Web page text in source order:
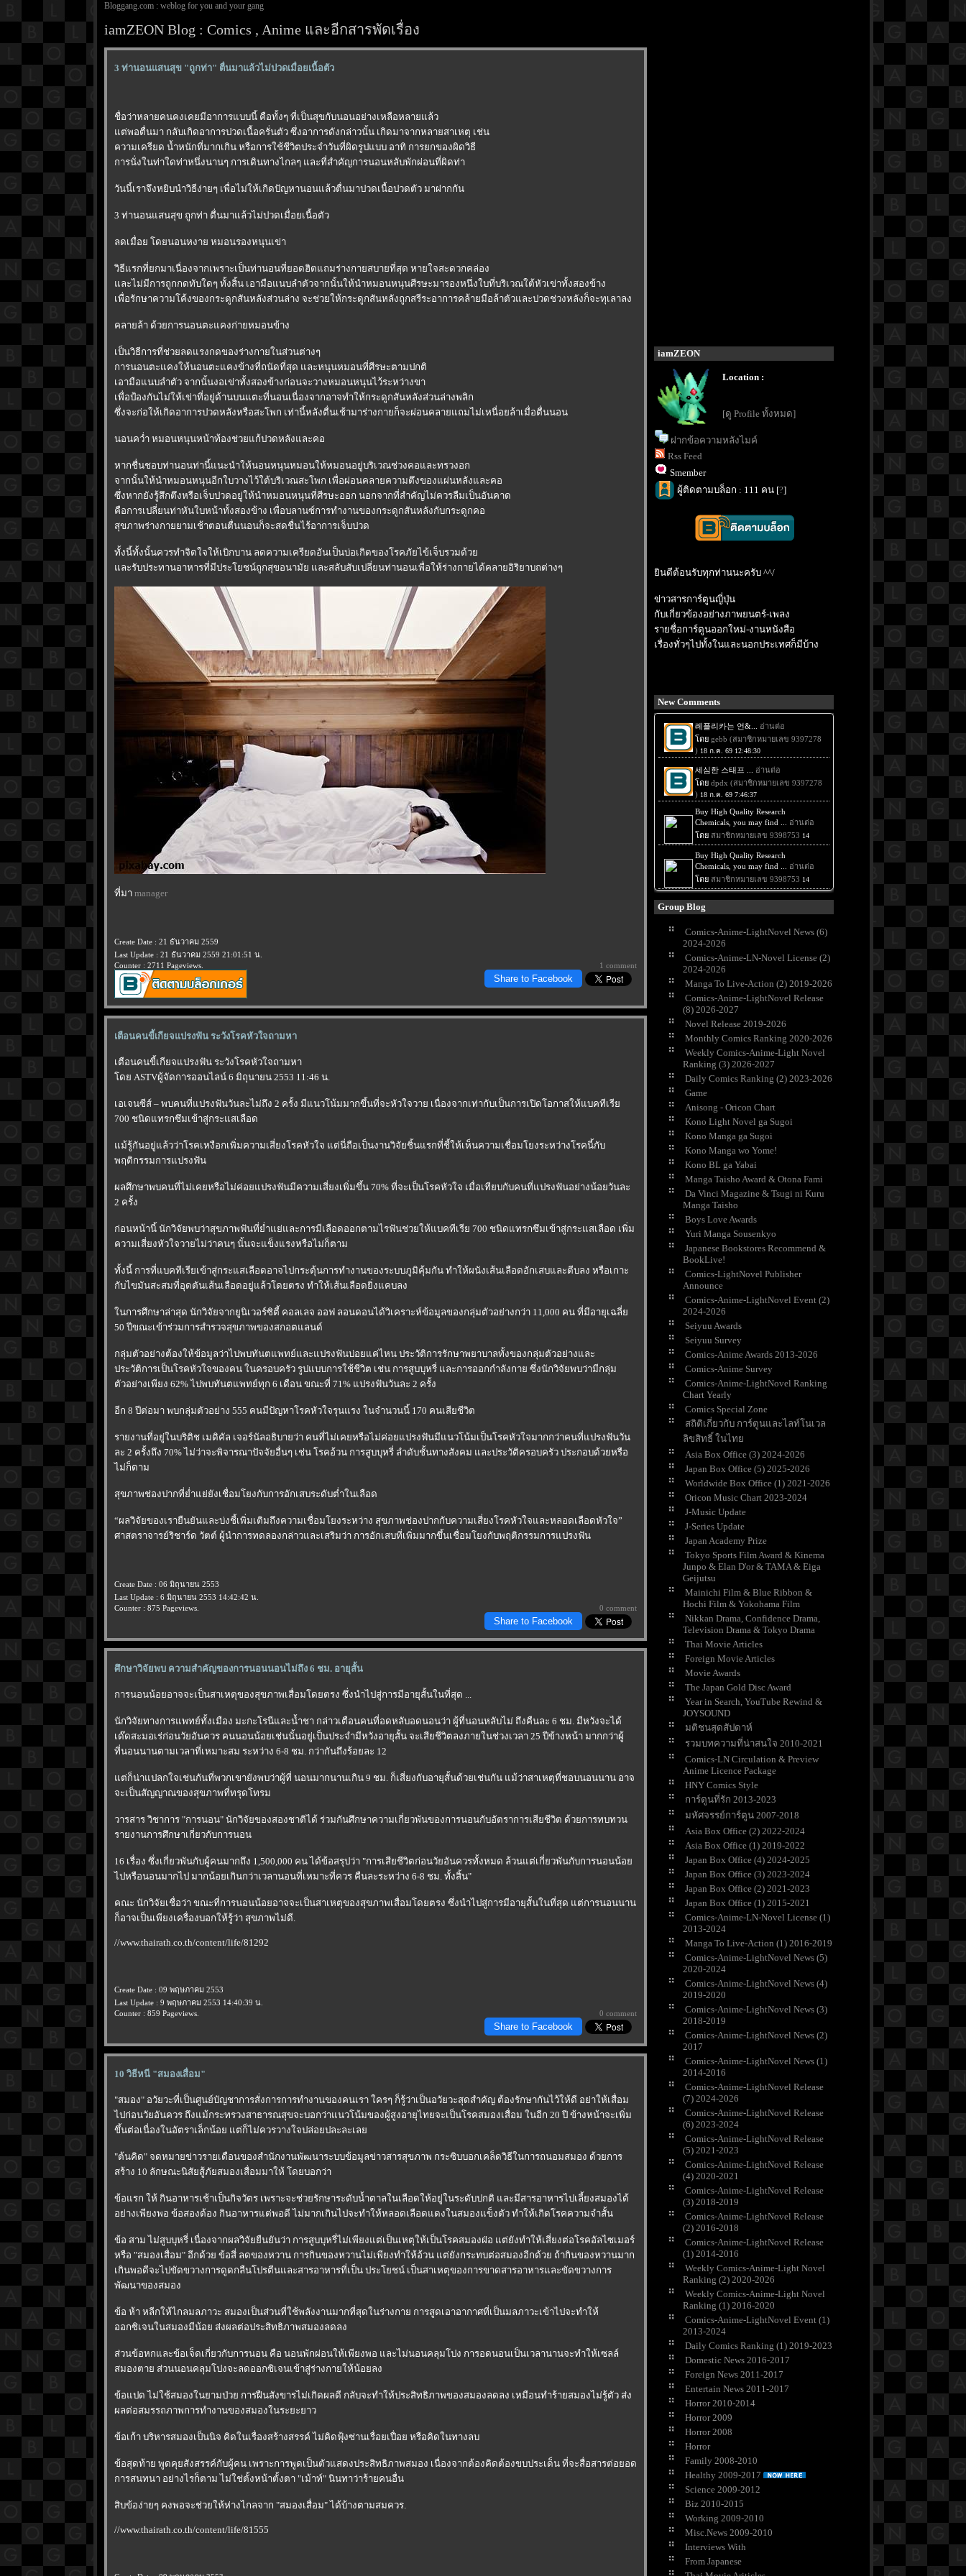
Bloggang.com : weblog for you and your gang
iamZEON Blog : Comics , Anime และอีกสารพัดเรื่อง
3 ท่านอนแสนสุข "ถูกท่า" ตื่นมาแล้วไม่ปวดเมื่อยเนื้อตัว
ชื่อว่าหลายคนคงเคยมีอาการแบบนี้ คือทั้งๆ ที่เป็นสุขกับนอนอย่างเหลือหลายแล้ว
ต่พอตื่นมา กลับเกิดอาการปวดเนื้อครั่นตัว ซึ่งอาการดังกล่าวนั้น เกิดมาจากหลายสาเหตุ เช่น
ความเครียด น้ำหนักที่มากเกิน หรือการใช้ชีวิตประจำวันที่ผิดรูปแบบ อาทิ การยกของผิดวิธี
การนั่งในท่าใดท่าหนึ่งนานๆ การเดินทางไกลๆ และที่สำคัญการนอนหลับพักผ่อนที่ผิดท่า
วันนี้เราจึงหยิบนำวิธีง่ายๆ เพื่อไม่ให้เกิดปัญหานอนแล้วตื่นมาปวดเนื้อปวดตัว มาฝากกัน
3 ท่านอนแสนสุข ถูกท่า ตื่นมาแล้วไม่ปวดเมื่อยเนื้อตัว
ลดเมื่อย โดยนอนหงาย หมอนรองหนุนเข่า
วิธีแรกที่ยกมาเนื่องจากเพราะเป็นท่านอนที่ยอดฮิตแถมร่างกายสบายที่สุด หายใจสะดวกคล่อง
ละไม่มีการถูกกดทับใดๆ ทั้งสิ้น เอามือแนบลำตัวจากนั้นให้นำหมอนหนุนศีรษะมารองหนึ่งใบที่บริเวณใต้หัวเข่าทั้งสองข้าง
เพื่อรักษาความโค้งของกระดูกสันหลังส่วนล่าง จะช่วยให้กระดูกสันหลังถูกสรีระอาการคล้ายมือล้าตัวและปวดช่วงหลังก็จะทุเลาลง
คลายล้า ด้วยการนอนตะแคงก่ายหมอนข้าง
เป็นวิธีการที่ช่วยลดแรงกดของร่างกายในส่วนต่างๆ
การนอนตะแคงให้นอนตะแคงข้างที่ถนัดที่สุด และหนุนหมอนที่ศีรษะตามปกติ
เอามือแนบลำตัว จากนั้นงอเข่าทั้งสองข้างก่อนจะวางหมอนหนุนไว้ระหว่างขา
เพื่อป้องกันไม่ให้เข่าที่อยู่ด้านบนแตะที่นอนเนื่องจากอาจทำให้กระดูกสันหลังส่วนล่างพลิก
ซึ่งจะก่อให้เกิดอาการปวดหลังหรือสะโพก เท่านี้หลังตื่นเช้ามาร่างกายก็จะผ่อนคลายแถมไม่เหนื่อยล้าเมื่อตื่นนอน
นอนคว่ำ หมอนหนุนหน้าท้องช่วยแก้ปวดหลังและคอ
หากชื่นชอบท่านอนท่านี้แนะนำให้นอนหนุนหมอนให้หมอนอยู่บริเวณช่วงคอและทรวงอก
จากนั้นให้นำหมอนหนุนอีกใบวางไว้ใต้บริเวณสะโพก เพื่อผ่อนคลายความตึงของแผ่นหลังและคอ
ซึ่งหากยังรู้สึกตึงหรือเจ็บปวดอยู่ให้นำหมอนหนุนที่ศีรษะออก นอกจากที่สำคัญไม่ควรลืมเป็นอันคาด
คือการเปลี่ยนท่าหันใบหน้าทั้งสองข้าง เพื่อบลานซ์การทำงานของกระดูกสันหลังกับกระดูกคอ
สุขภาพร่างกายยามเช้าตอนตื่นนอนก็จะสดชื่นไร้อาการเจ็บปวด
ทั้งนี้ทั้งนั้นควรทำจิตใจให้เบิกบาน ลดความเครียดอันเป็นบ่อเกิดของโรคภัยไข้เจ็บรวมด้ว
ละรับประทานอาหารที่มีประโยชน์ถูกสุขอนามัย และสลับสับเปลี่ยนท่านอนเพื่อให้ร่างกายได้คลายอิริยาบถต่างๆ
ที่มา manager
Create Date : 21 ธันวาคม 2559
Last Update : 21 ธันวาคม 2559 21:01:51 น.
Counter : 2711 Pageviews.
1 comment
Share to Facebook
เตือนคนขี้เกียจแปรงฟัน ระวังโรคหัวใจถามหา
เตือนคนขี้เกียจแปรงฟัน ระวังโรคหัวใจถามหา
ดย ASTVผู้จัดการออนไลน์ 6 มิถุนายน 2553 11:46 น.
เอเจนซีส์ – พบคนที่แปรงฟันวันละไม่ถึง 2 ครั้ง มีแนวโน้มมากขึ้นที่จะหัวใจวาย เนื่องจากเท่ากับเป็นการเปิดโอกาสให้แบคทีเรี
700 ชนิดแทรกซึมเข้าสู่กระแสเลือด
ม้รู้กันอยู่แล้วว่าโรคเหงือกเพิ่มความเสี่ยงโรคหัวใจ แต่นี่ถือเป็นงานวิจัยชิ้นแรกที่ชี้ให้เห็นความเชื่อมโยงระหว่างโรคนี้กับ
พฤติกรรมการแปรงฟัน
ผลศึกษาพบคนที่ไม่เคยหรือไม่ค่อยแปรงฟันมีความเสี่ยงเพิ่มขึ้น 70% ที่จะเป็นโรคหัวใจ เมื่อเทียบกับคนที่แปรงฟันอย่างน้อยวันละ
2 ครั้ง
ก่อนหน้านี้ นักวิจัยพบว่าสุขภาพฟันที่ย่ำแย่และการมีเลือดออกตามไรฟันช่วยให้แบคทีเรีย 700 ชนิดแทรกซึมเข้าสู่กระแสเลือด เพิ่ม
ความเสี่ยงหัวใจวายไม่ว่าคนๆ นั้นจะแข็งแรงหรือไม่ก็ตาม
ทั้งนี้ การที่แบคทีเรียเข้าสู่กระแสเลือดอาจไปกระตุ้นการทำงานของระบบภูมิคุ้มกัน ทำให้ผนังเส้นเลือดอักเสบและตีบลง หรือเกาะ
กับไขมันสะสมที่อุดตันเส้นเลือดอยู่แล้วโดยตรง ทำให้เส้นเลือดยิ่งแคบลง
นการศึกษาล่าสุด นักวิจัยจากยูนิเวอร์ซิตี้ คอลเลจ ออฟ ลอนดอนได้วิเคราะห์ข้อมูลของกลุ่มตัวอย่างกว่า 11,000 คน ที่มีอายุเฉลี่
50 ปีขณะเข้าร่วมการสำรวจสุขภาพของสกอตแลนด์
กลุ่มตัวอย่างต้องให้ข้อมูลว่าไปพบทันตแพทย์และแปรงฟันบ่อยแค่ไหน ประวัติการรักษาพยาบาลทั้งของกลุ่มตัวอย่างและ
ประวัติการเป็นโรคหัวใจของคน ในครอบครัว รูปแบบการใช้ชีวิต เช่น การสูบบุหรี่ และการออกกำลังกาย ซึ่งนักวิจัยพบว่ามีกลุ่ม
ตัวอย่างเพียง 62% ไปพบทันตแพทย์ทุก 6 เดือน ขณะที่ 71% แปรงฟันวันละ 2 ครั้ง
อีก 8 ปีต่อมา พบกลุ่มตัวอย่าง 555 คนมีปัญหาโรคหัวใจรุนแรง ในจำนวนนี้ 170 คนเสียชีวิต
รายงานที่อยู่ในบริติช เมดิคัล เจอร์นัลอธิบายว่า คนที่ไม่เคยหรือไม่ค่อยแปรงฟันมีแนวโน้มเป็นโรคหัวใจมากกว่าคนที่แปรงฟันวัน
ละ 2 ครั้งถึง 70% ไม่ว่าจะพิจารณาปัจจัยอื่นๆ เช่น โรคอ้วน การสูบบุหรี่ ลำดับชั้นทางสังคม และประวัติครอบครัว ประกอบด้วยหรือ
ไม่ก็ตาม
สุขภาพช่องปากที่ย่ำแย่ยังเชื่อมโยงกับการอักเสบระดับต่ำในเลือด
“ผลวิจัยของเรายืนยันและบ่งชี้เพิ่มเติมถึงความเชื่อมโยงระหว่าง สุขภาพช่องปากกับความเสี่ยงโรคหัวใจและหลอดเลือดหัวใจ”
ศาสตราจารย์ริชาร์ด วัตต์ ผู้นำการทดลองกล่าวและเสริมว่า การอักเสบที่เพิ่มมากขึ้นเชื่อมโยงกับพฤติกรรมการแปรงฟัน
Create Date : 06 มิถุนายน 2553
Last Update : 6 มิถุนายน 2553 14:42:42 น.
Counter : 875 Pageviews.
0 comment
Share to Facebook
ศึกษาวิจัยพบ ความสำคัญของการนอนนอนไม่ถึง 6 ชม. อายุสั้น
การนอนน้อยอาจจะเป็นสาเหตุของสุขภาพเสื่อมโดยตรง ซึ่งนำไปสู่การมีอายุสั้นในที่สุด ...
นักวิจัยทางการแพทย์ทั้งเมือง มะกะโรนีและน้ำชา กล่าวเตือนคนที่อดหลับอดนอนว่า ผู้ที่นอนหลับไม่ ถึงคืนละ 6 ชม. มีหวังจะได้
เด๊ดสะมอเร่ก่อนวัยอันควร คนนอนน้อยเช่นนั้นอยู่เป็นประจำมีหวังอายุสั้น จะเสียชีวิตลงภายในช่วงเวลา 25 ปีข้างหน้า มากกว่าผู้
ที่นอนนานตามเวลาที่เหมาะสม ระหว่าง 6-8 ชม. กว่ากันถึงร้อยละ 12
ต่ก็น่าแปลกใจเช่นกันที่พวกเขายังพบว่าผู้ที่ นอนมากนานเกิน 9 ชม. ก็เสี่ยงกับอายุสั้นด้วยเช่นกัน แม้ว่าสาเหตุที่ชอบนอนนาน อาจ
จะเป็นสัญญาณของสุขภาพที่ทรุดโทรม
วารสาร วิชาการ "การนอน" นักวิจัยของสองชาติได้ ร่วมกันศึกษาความเกี่ยวพันของการนอนกับอัตราการเสียชีวิต ด้วยการทบทวน
รายงานการศึกษาเกี่ยวกับการนอน
16 เรื่อง ซึ่งเกี่ยวพันกับผู้คนมากถึง 1,500,000 คน ได้ข้อสรุปว่า "การเสียชีวิตก่อนวัยอันควรทั้งหมด ล้วนแต่เกี่ยวพันกับการนอนน้อ
ไปหรือนอนมากไป มากน้อยเกินกว่าเวลานอนที่เหมาะที่ควร คืนละระหว่าง 6-8 ชม. ทั้งสิ้น"
คณะ นักวิจัยเชื่อว่า ขณะที่การนอนน้อยอาจจะเป็นสาเหตุของสุขภาพเสื่อมโดยตรง ซึ่งนำไปสู่การมีอายุสั้นในที่สุด แต่การนอนนาน
ก็อาจเป็นเพียงเครื่องบอกให้รู้ว่า สุขภาพไม่ดี.
//www.thairath.co.th/content/life/81292
Create Date : 09 พฤษภาคม 2553
Last Update : 9 พฤษภาคม 2553 14:40:39 น.
Counter : 859 Pageviews.
0 comment
Share to Facebook
10 วิธีหนี "สมองเสื่อม"
"สมอง" อวัยวะที่เป็นศูนย์บัญชาการสั่งการการทำงานของคนเรา ใครๆ ก็รู้ว่าเป็นอวัยวะสุดสำคัญ ต้องรักษากันไว้ให้ดี อย่าให้เสื่อม
ไปก่อนวัยอันควร ถึงแม้กระทรวงสาธารณสุขจะบอกว่าแนวโน้มของผู้สูงอายุไทยจะเป็นโรคสมองเสื่อม ในอีก 20 ปี ข้างหน้าจะเพิ่ม
ขึ้นต่อเนื่องในอัตราเล็กน้อย แต่ก็ไม่ควรวางใจปล่อยปละละเล
"ต้นคิด" จดหมายข่าวรายเดือนของสำนักงานพัฒนาระบบข้อมูลข่าวสารสุขภาพ กระซิบบอกเคล็ดวิธีในการถนอมสมอง ด้วยการ
สร้าง 10 ลักษณะนิสัยสู้ภัยสมองเสื่อมมาให้ โดยบอกว่า
ข้อแรก ให้ กินอาหารเช้าเป็นกิจวัตร เพราะจะช่วยรักษาระดับน้ำตาลในเลือดให้อยู่ในระดับปกติ และมีสารอาหารไปเลี้ยงสมองได้
อย่างเพียงพอ ข้อสองต้อง กินอาหารแต่พอดี ไม่มากเกินไปจะทำให้หลอดเลือดแดงในสมองแข็งตัว ทำให้เกิดโรคความจำสั้น
ข้อ สาม ไม่สูบบุหรี่ เนื่องจากผลวิจัยยืนยันว่า การสูบบุหรี่ไม่เพียงแต่เป็นเหตุให้เป็นโรคสมองฝ่อ แต่ยังทำให้เสี่ยงต่อโรคอัลไซเมอร์
หรือ "สมองเสื่อม" อีกด้วย ข้อสี่ ลดของหวาน การกินของหวานไม่เพียงทำให้อ้วน แต่ยังกระทบต่อสมองอีกด้วย ถ้ากินของหวานมาก
เกินพอดีจะไปขัดขวางการดูดกลืนโปรตีนและสารอาหารที่เป็น ประโยชน์ เป็นสาเหตุของการขาดสารอาหารและขัดขวางการ
พัฒนาของสมอง
ข้อ ห้า หลีกให้ไกลมลภาวะ สมองเป็นส่วนที่ใช้พลังงานมากที่สุดในร่างกาย การสูดเอาอากาศที่เป็นมลภาวะเข้าไปจะทำให้
ออกซิเจนในสมองมีน้อย ส่งผลต่อประสิทธิภาพสมองลดลง
ส่วนข้อหกและข้อเจ็ดเกี่ยวกับการนอน คือ นอนพักผ่อนให้เพียงพอ และไม่นอนคลุมโปง การอดนอนเป็นเวลานานจะทำให้เซลล์
สมองตาย ส่วนนอนคลุมโปงจะลดออกซิเจนเข้าสู่ร่างกายให้น้อยลง
ข้อแปด ไม่ใช้สมองในยามป่วย การฝืนสังขารไม่เกิดผลดี กลับจะทำให้ประสิทธิภาพของสมองลดลง เหมือนทำร้ายสมองไม่รู้ตัว ส่ง
ผลต่อสมรรถภาพการทำงานของสมองในระยะยาว
ข้อเก้า บริหารสมองเป็นนิจ คิดในเรื่องสร้างสรรค์ ไม่คิดฟุ้งซ่านเรื่อยเปื่อย หรือคิดในทางลบ
ข้อสุดท้าย พูดคุยสังสรรค์กับผู้คน เพราะการพูดเป็นตัวแสดงประสิทธิภาพสมอง เนื่องจากต้องคิดต้องขบประเด็น ที่จะสื่อสารต่อยอด
การสนทนา อย่างไรก็ตาม ไม่ใช่ตั้งหน้าตั้งตา "เม้าท์" นินทาว่าร้ายคนอื่น
สิบข้อง่ายๆ คงพอจะช่วยให้ห่างไกลจาก "สมองเสื่อม" ได้บ้างตามสมควร.
//www.thairath.co.th/content/life/81555
iamZEON
Location :
[ดู Profile ทั้งหมด]
ฝากข้อความหลังไมค์
Rss Feed
Smember
ผู้ติดตามบล็อก : 111 คน [?]
ินดีต้อนรับทุกท่านนะครับ ^^/
ข่าวสารการ์ตูนญี่ปุ่น
กับเกี่ยวข้องอย่างภาพยนตร์-เพลง
รายชื่อการ์ตูนออกใหม่-งานหนังสือ
เรื่องทั่วๆไปทั้งในและนอกประเทศก็มีบ้าง
New Comments
Group Blog
Comics-Anime-LightNovel News (6)
2024-2026
Comics-Anime-LN-Novel License (2)
2024-2026
Manga To Live-Action (2) 2019-2026
Comics-Anime-LightNovel Release
(8) 2026-2027
Novel Release 2019-2026
Monthly Comics Ranking 2020-2026
Weekly Comics-Anime-Light Novel
Ranking (3) 2026-2027
Daily Comics Ranking (2) 2023-2026
Game
Anisong - Oricon Chart
Kono Light Novel ga Sugoi
Kono Manga ga Sugoi
Kono Manga wo Yome!
Kono BL ga Yabai
Manga Taisho Award & Otona Fami
Da Vinci Magazine & Tsugi ni Kuru
Manga Taisho
Boys Love Awards
Yuri Manga Sousenkyo
Japanese Bookstores Recommend &
BookLive!
Comics-LightNovel Publisher
Announce
Comics-Anime-LightNovel Event (2)
2024-2026
Seiyuu Awards
Seiyuu Survey
Comics-Anime Awards 2013-2026
Comics-Anime Survey
Comics-Anime-LightNovel Ranking
Chart Yearly
Comics Special Zone
สถิติเกี่ยวกับ การ์ตูนและไลท์โนเวล
ลิขสิทธิ์ ในไท
Asia Box Office (3) 2024-2026
Japan Box Office (5) 2025-2026
Worldwide Box Office (1) 2021-2026
Oricon Music Chart 2023-2024
J-Music Update
J-Series Update
Japan Academy Prize
Tokyo Sports Film Award & Kinema
Junpo & Elan D'or & TAMA & Eiga
Geijutsu
Mainichi Film & Blue Ribbon &
Hochi Film & Yokohama Film
Nikkan Drama, Confidence Drama,
Television Drama & Tokyo Drama
Thai Movie Articles
Foreign Movie Articles
Movie Awards
The Japan Gold Disc Award
Year in Search, YouTube Rewind &
JOYSOUND
มติชนสุดสัปดาห์
รวมบทความที่น่าสนใจ 2010-2021
Comics-LN Circulation & Preview
Anime Licence Package
HNY Comics Style
การ์ตูนที่รัก 2013-2023
มหัศจรรย์การ์ตูน 2007-2018
Asia Box Office (2) 2022-2024
Asia Box Office (1) 2019-2022
Japan Box Office (4) 2024-2025
Japan Box Office (3) 2023-2024
Japan Box Office (2) 2021-2023
Japan Box Office (1) 2015-2021
Comics-Anime-LN-Novel License (1)
2013-2024
Manga To Live-Action (1) 2016-2019
Comics-Anime-LightNovel News (5)
2020-2024
Comics-Anime-LightNovel News (4)
2019-2020
Comics-Anime-LightNovel News (3)
2018-2019
Comics-Anime-LightNovel News (2)
2017
Comics-Anime-LightNovel News (1)
2014-2016
Comics-Anime-LightNovel Release
(7) 2024-2026
Comics-Anime-LightNovel Release
(6) 2023-2024
Comics-Anime-LightNovel Release
(5) 2021-2023
Comics-Anime-LightNovel Release
(4) 2020-2021
Comics-Anime-LightNovel Release
(3) 2018-2019
Comics-Anime-LightNovel Release
(2) 2016-2018
Comics-Anime-LightNovel Release
(1) 2014-2016
Weekly Comics-Anime-Light Novel
Ranking (2) 2020-2026
Weekly Comics-Anime-Light Novel
Ranking (1) 2016-2020
Comics-Anime-LightNovel Event (1)
2013-2024
Daily Comics Ranking (1) 2019-2023
Domestic News 2016-2017
Foreign News 2011-2017
Entertain News 2011-2017
Horror 2010-2014
Horror 2009
Horror 2008
Horror
Family 2008-2010
Healthy 2009-2017
Science 2009-2012
Biz 2010-2015
Working 2009-2010
Misc.News 2009-2010
Interviews With
From Japanese